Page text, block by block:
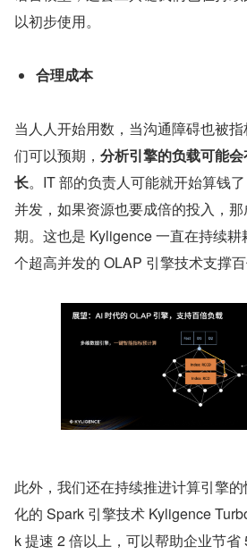
以初步使用。
合理成本
当人人开始用数，当沟通障碍也被
们可以预期， 分析引擎的负载可能
长。IT 部的负责人可能就开始算钱
并发，如果资源也要成倍的投入，
期。这也是 Kyligence 一直在持续
个超高并发的 OLAP 引擎技术支撑百
此外，我们还在持续推进计算引擎
化的 Spark 引擎技术 Kyligence
k 提速 2 倍以上，可以帮助企业节